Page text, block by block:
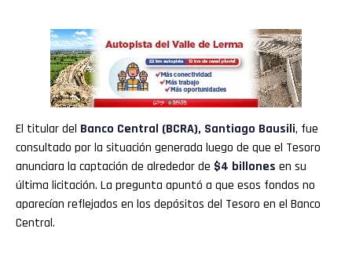
El titular del Banco Central (BCRA), Santiago Bausili, fue
consultado por la situación generada luego de que el Tesoro
anunciara la captación de alrededor de $4 billones en su
última licitación. La pregunta apuntó a que esos fondos no
aparecían reflejados en los depósitos del Tesoro en el Banco
Central.